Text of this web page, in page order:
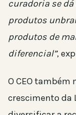
curadoria se
produtos
produtos de
diferencial”,
O CEO
crescimento da